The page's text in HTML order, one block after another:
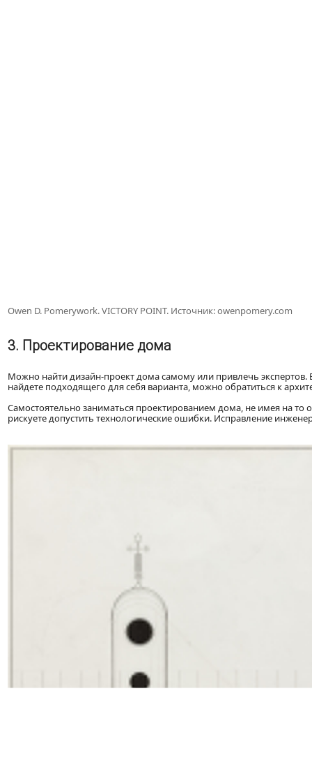
Owen D. Pomerywork. VICTORY POINT. Источник: owenpomery.com
3. Проектирование дома
Можно найти дизайн-проект дома самому или привлечь
найдете подходящего для себя варианта, можно обратиться к
Самостоятельно заниматься проектированием дома, не имея на
рискуете допустить технологические ошибки. Исправление